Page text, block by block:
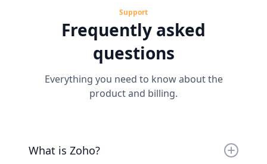
Support
Frequently asked
questions
Everything you need to know about the
product and billing.
What is Zoho?